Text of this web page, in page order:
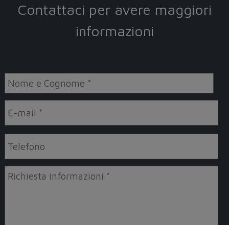
Contattaci per avere maggiori
informazioni